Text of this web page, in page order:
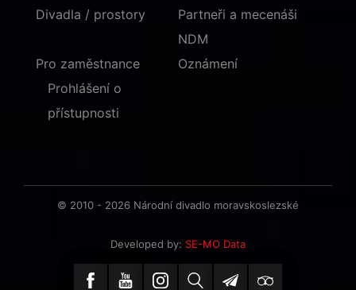
Divadla / prostory
Partneři a mecenáši
NDM
Pro zaměstnance
Oznámení
Prohlášení o
přístupnosti
© 2010 - 2026 Národní divadlo moravskoslezské
Developed by: SE-MO Data